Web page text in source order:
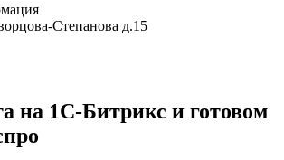
Степанова д.15
на 1С-Битрикс и готовом